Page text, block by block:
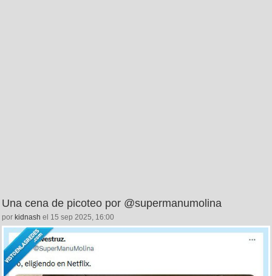
Una cena de picoteo por @supermanumolina
por kidnash el 15 sep 2025, 16:00